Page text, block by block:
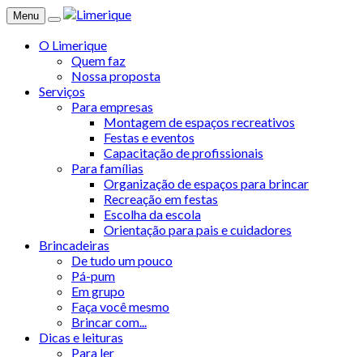
Menu
O Limerique
Quem faz
Nossa proposta
Serviços
Para empresas
Montagem de espaços recreativos
Festas e eventos
Capacitação de profissionais
Para famílias
Organização de espaços para brincar
Recreação em festas
Escolha da escola
Orientação para pais e cuidadores
Brincadeiras
De tudo um pouco
Pá-pum
Em grupo
Faça você mesmo
Brincar com...
Dicas e leituras
Para ler